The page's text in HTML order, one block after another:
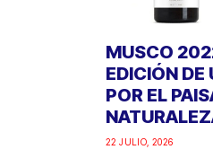
MUSCO
EDICIÓN
POR EL
22 JULIO, 2026